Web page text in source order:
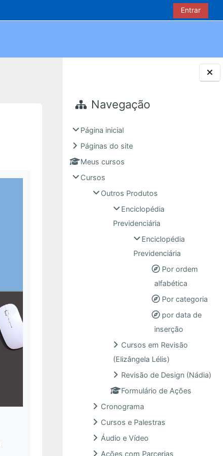
BlocosNavegação
Página inicial
Páginas do site
Meus cursos
Cursos
Outros Produtos
Enciclopédia
Previdenciária
Enciclopédia
Previdenciária
Por ordem
alfabética
Por categoria
por data de
inserção
Cursos em Revisão
(Elizângela Lélis)
Revisão de Design (Nádia)
Formulário de Ações
Cronograma
Cursos e Palestras
Áudio e Vídeo
Ações com Parcerias
Entrar